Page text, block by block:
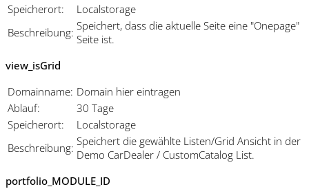
Speicherort:
Localstorage
Beschreibung: Speichert, dass die aktuelle Seite eine "Onepage"
Seite ist.
view_isGrid
Domainname: Domain hier eintragen
Ablauf:
30 Tage
Speicherort:
Localstorage
Beschreibung: Speichert die gewählte Listen/Grid Ansicht in der
Demo CarDealer / CustomCatalog List.
portfolio_MODULE_ID